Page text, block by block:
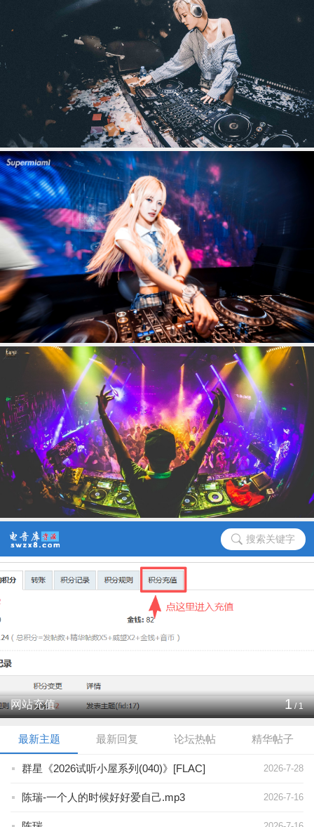
搜索关键字
网站充值 1/1
最新主题 最新回复 论坛热帖 精华帖子
2026-7-28
群星《2026试听小屋系列(040)》[FLAC]
2026-7-16
陈瑞-一个人的时候好好爱自己.mp3